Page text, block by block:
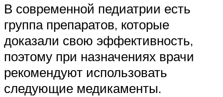
В современной педиатрии есть
группа препаратов, которые
доказали свою эффективность,
поэтому при назначениях врачи
рекомендуют использовать
следующие медикаменты.